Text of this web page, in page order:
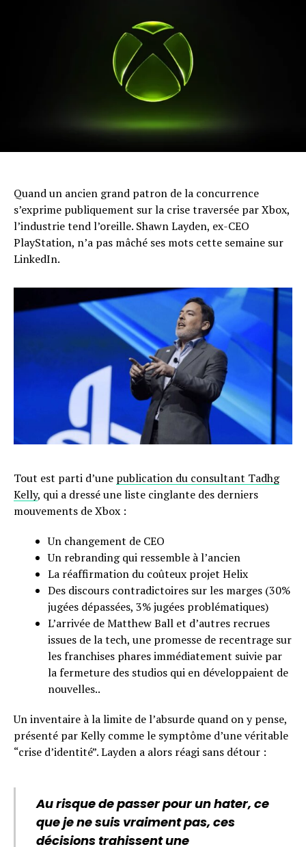
Quand un ancien grand patron de la concurrence
s’exprime publiquement sur la crise traversée par Xbox,
l’industrie tend l’oreille. Shawn Layden, ex-CEO
PlayStation, n’a pas mâché ses mots cette semaine sur
LinkedIn.
Tout est parti d’une publication du consultant Tadhg
Kelly, qui a dressé une liste cinglante des derniers
mouvements de Xbox :
Un changement de CEO
Un rebranding qui ressemble à l’ancien
La réaffirmation du coûteux projet Helix
Des discours contradictoires sur les marges (30%
jugées dépassées, 3% jugées problématiques)
L’arrivée de Matthew Ball et d’autres recrues
issues de la tech, une promesse de recentrage sur
les franchises phares immédiatement suivie par
la fermeture des studios qui en développaient de
nouvelles..
Un inventaire à la limite de l’absurde quand on y pense,
présenté par Kelly comme le symptôme d’une véritable
“crise d’identité”. Layden a alors réagi sans détour :
Au risque de passer pour un hater, ce
que je ne suis vraiment pas, ces
décisions trahissent une